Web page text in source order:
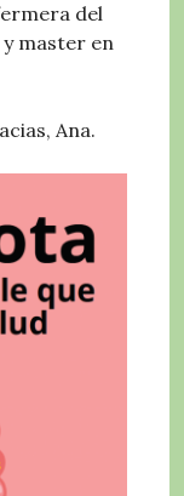
del
y master en
Ana.